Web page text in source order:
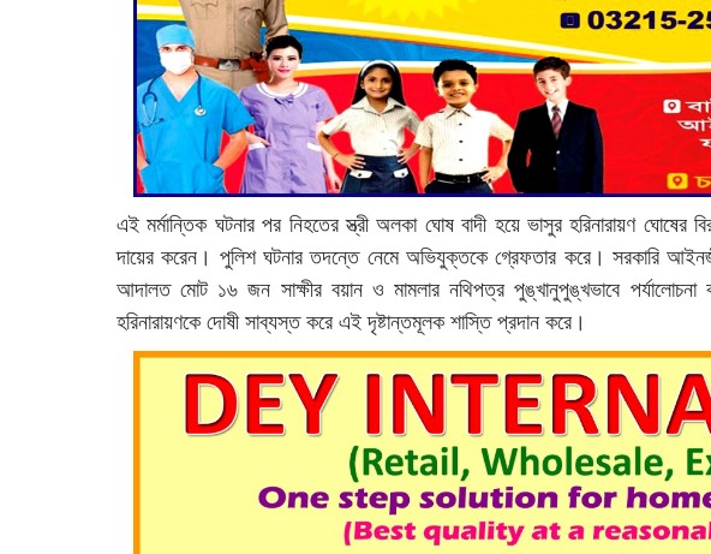
এই মর্মান্তিক ঘটনার পর নিহতের স্ত্রী অলকা ঘোষ বাদী হয়ে ভাসুর হরিনারায়ণ ঘোষের
দায়ের করেন। পুলিশ ঘটনার তদন্তে নেমে অভিযুক্তকে গ্রেফতার করে। সরকারি
আদালত মোট ১৬ জন সাক্ষীর বয়ান ও মামলার নথিপত্র পুঙ্খানুপুঙ্খভাবে
হরিনারায়ণকে দোষী সাব্যস্ত করে এই দৃষ্টান্তমূলক শাস্তি প্রদান করে।